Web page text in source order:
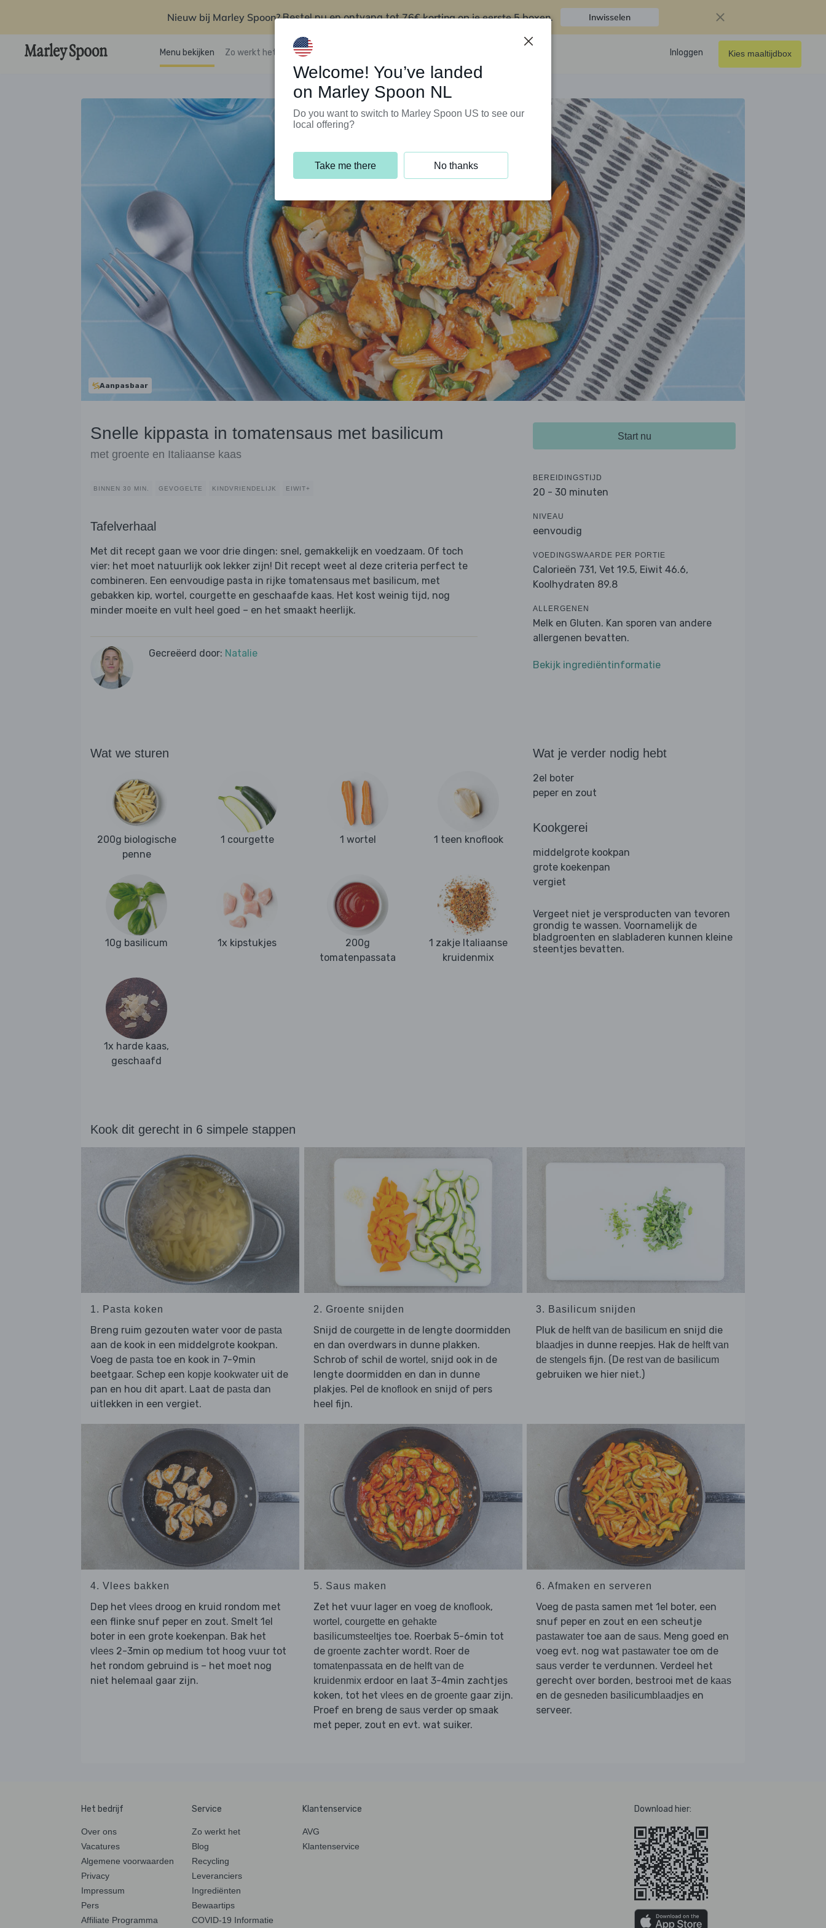
Nieuw bij Marley Spoon?Bestel nu en ontvang tot76€ korting op je eerste 5 boxen. Inwisselen
Menu bekijken Zo werkt het Klantenservice Inloggen Kies maaltijdbox
Aanpasbaar
Snelle kippasta in tomatensaus met basilicum
met groente en Italiaanse kaas
BINNEN 30 MIN. GEVOGELTE KINDVRIENDELIJK EIWIT+
Tafelverhaal
Met dit recept gaan we voor drie dingen: snel, gemakkelijk en voedzaam. Of toch
vier: het moet natuurlijk ook lekker zijn! Dit recept weet al deze criteria perfect te
combineren. Een eenvoudige pasta in rijke tomatensaus met basilicum, met
gebakken kip, wortel, courgette en geschaafde kaas. Het kost weinig tijd, nog
minder moeite en vult heel goed – en het smaakt heerlijk.
Gecreëerd door: Natalie
Start nu
BEREIDINGSTIJD
20 - 30 minuten
NIVEAU
eenvoudig
VOEDINGSWAARDE PER PORTIE
Calorieën 731, Vet 19.5, Eiwit 46.6,
Koolhydraten 89.8
ALLERGENEN
Melk en Gluten. Kan sporen van andere
allergenen bevatten.
Bekijk ingrediëntinformatie
Wat we sturen
200g biologische
penne
1 courgette 1 wortel 1 teen knoflook
10g basilicum 1x kipstukjes
200g
tomatenpassata
1 zakje Italiaanse
kruidenmix
1x harde kaas,
geschaafd
Wat je verder nodig hebt
2el boter
peper en zout
Kookgerei
middelgrote kookpan
grote koekenpan
vergiet
Vergeet niet je versproducten van tevoren
grondig te wassen. Voornamelijk de
bladgroenten en slabladeren kunnen kleine
steentjes bevatten.
Kook dit gerecht in 6 simpele stappen
1. Pasta koken
Breng ruim gezouten water voor de pasta
aan de kook in een middelgrote kookpan.
Voeg de pasta toe en kook in 7-9min
beetgaar. Schep een kopje kookwater uit de
pan en hou dit apart. Laat de pasta dan
uitlekken in een vergiet.
2. Groente snijden
Snijd de courgette in de lengte doormidden
en dan overdwars in dunne plakken.
Schrob of schil de wortel , snijd ook in de
lengte doormidden en dan in dunne
plakjes. Pel de knoflooken snijd of pers
heel fijn.
3. Basilicum snijden
Pluk de helft van de basilicum en snijd die
blaadjes in dunne reepjes. Hak de helft van
de stengels fijn. (De rest van de basilicum
gebruiken we hier niet.)
4. Vlees bakken
Dep het vlees droog en kruid rondom met
een flinke snuf peper en zout. Smelt 1el
boter in een grote koekenpan. Bak het
vlees 2-3min op medium tot hoog vuur tot
het rondom gebruind is – het moet nog
niet helemaal gaar zijn.
5. Saus maken
Zet het vuur lager en voeg de knoflook,
wortel , courgette en gehakte
basilicumsteeltjestoe. Roerbak 5-6min tot
de groente zachter wordt. Roer de
tomatenpassata en de helft van de
kruidenmixerdoor en laat 3-4min zachtjes
koken, tot het vleesen de groente gaar zijn.
Proef en breng de sausverder op smaak
met peper, zout en evt. wat suiker.
6. Afmaken en serveren
Voeg de pasta samen met 1el boter, een
snuf peper en zout en een scheutje
pastawater toe aan de saus. Meng goed en
voeg evt. nog wat pastawater toe om de
saus verder te verdunnen. Verdeel het
gerecht over borden, bestrooi met de kaas
en de gesneden basilicumblaadjes en
serveer.
Het bedrijf
Over ons
Vacatures
Algemene voorwaarden
Privacy
Impressum
Pers
Affiliate Programma
Service
Zo werkt het
Blog
Recycling
Leveranciers
Ingrediënten
Bewaartips
COVID-19 Informatie
Klantenservice
AVG
Klantenservice
Download hier:
Welcome! You’ve landed
on Marley Spoon NL
Do you want to switch to Marley Spoon US to see our
local offering?
Take me there No thanks